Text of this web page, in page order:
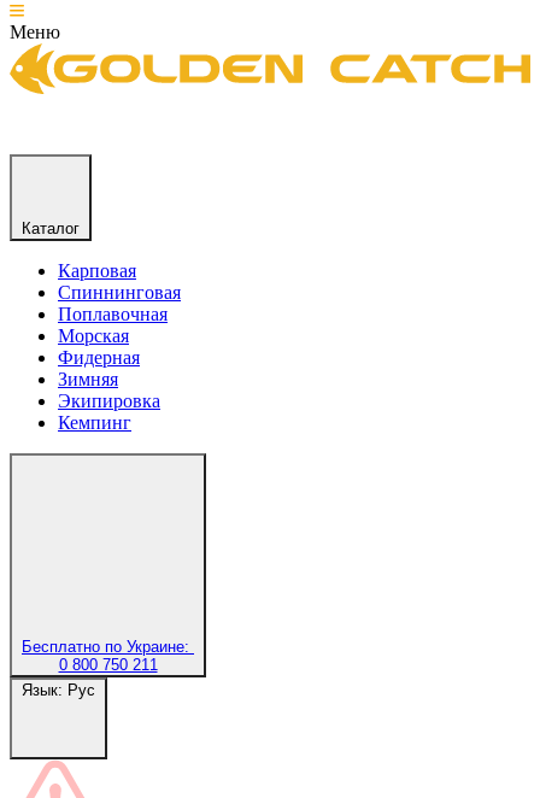
Меню
Каталог
Карповая
Спиннинговая
Поплавочная
Морская
Фидерная
Зимняя
Экипировка
Кемпинг
Бесплатно по Украине:
0 800 750 211
Язык: Рус